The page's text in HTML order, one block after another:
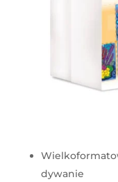
dywanie